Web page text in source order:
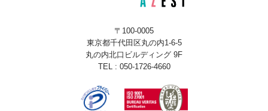
〒100-0005
東京都千代田区丸の内1-6-5
丸の内北口ビルディング 9F
TEL : 050-1726-4660